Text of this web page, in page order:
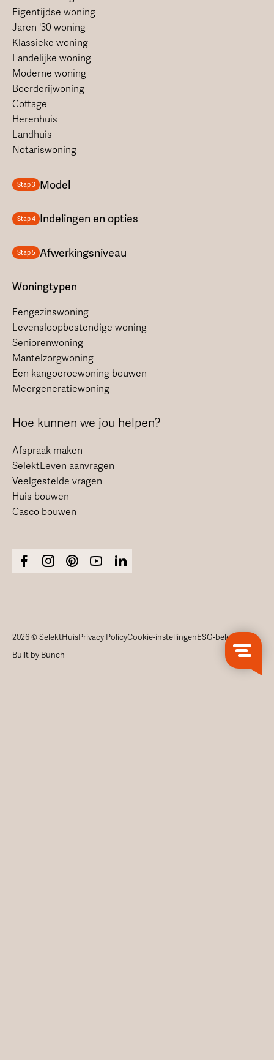
Eigentijdse woning
Jaren '30 woning
Klassieke woning
Landelijke woning
Moderne woning
Boerderijwoning
Cottage
Herenhuis
Landhuis
Notariswoning
Stap 3 Model
Stap 4 Indelingen en opties
Stap 5 Afwerkingsniveau
Woningtypen
Eengezinswoning
Levensloopbestendige woning
Seniorenwoning
Mantelzorgwoning
Een kangoeroewoning bouwen
Meergeneratiewoning
Hoe kunnen we jou helpen?
Afspraak maken
SelektLeven aanvragen
Veelgestelde vragen
Huis bouwen
Casco bouwen
2026 © SelektHuisPrivacy PolicyCookie-instellingenESG-beleid
Built by Bunch